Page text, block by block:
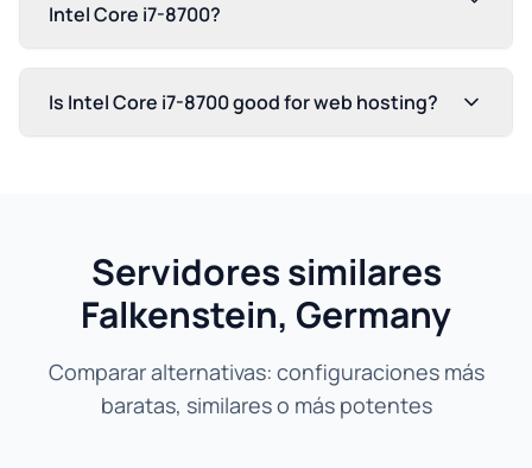
Intel Core i7-8700?
Is Intel Core i7-8700 good for web hosting?
Servidores similares
Falkenstein, Germany
Comparar alternativas: configuraciones más
baratas, similares o más potentes